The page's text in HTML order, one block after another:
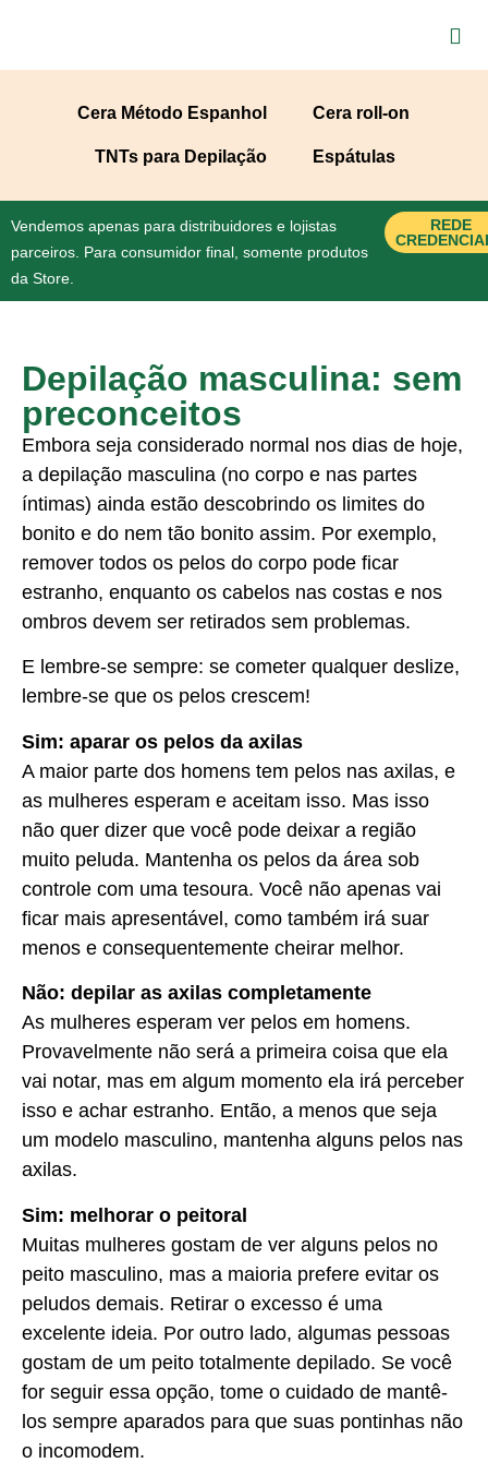
Cera Método Espanhol Cera roll-on
TNTs para Depilação Espátulas
Vendemos apenas para distribuidores e lojistas
parceiros. Para consumidor final, somente produtos
da Store.
REDE
Depilação masculina: sem
preconceitos
Embora seja considerado normal nos dias de hoje,
a depilação masculina (no corpo e nas partes
íntimas) ainda estão descobrindo os limites do
bonito e do nem tão bonito assim. Por exemplo,
remover todos os pelos do corpo pode ficar
estranho, enquanto os cabelos nas costas e nos
ombros devem ser retirados sem problemas.
E lembre-se sempre: se cometer qualquer deslize,
lembre-se que os pelos crescem!
Sim: aparar os pelos da axilas
A maior parte dos homens tem pelos nas axilas, e
as mulheres esperam e aceitam isso. Mas isso
não quer dizer que você pode deixar a região
muito peluda. Mantenha os pelos da área sob
controle com uma tesoura. Você não apenas vai
ficar mais apresentável, como também irá suar
menos e consequentemente cheirar melhor.
Não: depilar as axilas completamente
As mulheres esperam ver pelos em homens.
Provavelmente não será a primeira coisa que ela
vai notar, mas em algum momento ela irá perceber
isso e achar estranho. Então, a menos que seja
um modelo masculino, mantenha alguns pelos nas
axilas.
Sim: melhorar o peitoral
Muitas mulheres gostam de ver alguns pelos no
peito masculino, mas a maioria prefere evitar os
peludos demais. Retirar o excesso é uma
excelente ideia. Por outro lado, algumas pessoas
gostam de um peito totalmente depilado. Se você
for seguir essa opção, tome o cuidado de mantê-
los sempre aparados para que suas pontinhas não
o incomodem.